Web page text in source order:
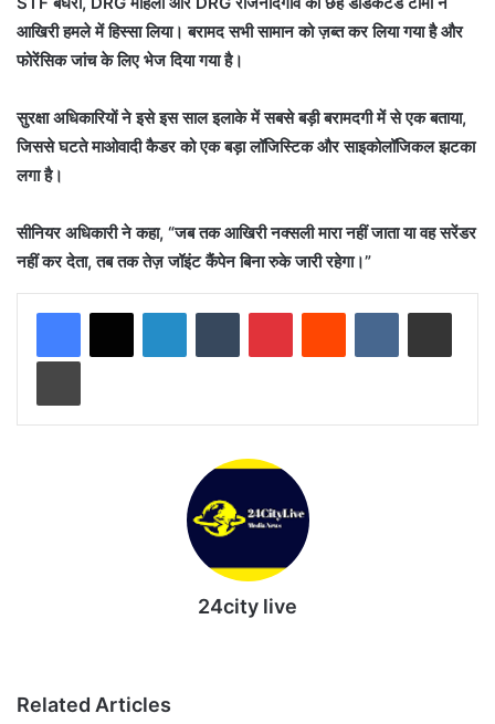
आखिरी हमले में हिस्सा लिया। बरामद सभी सामान को ज़ब्त कर लिया गया है और
फोरेंसिक जांच के लिए भेज दिया गया है।
सुरक्षा अधिकारियों ने इसे इस साल इलाके में सबसे बड़ी बरामदगी में से एक बताया,
जिससे घटते माओवादी कैडर को एक बड़ा लॉजिस्टिक और साइकोलॉजिकल झटका
लगा है।
सीनियर अधिकारी ने कहा, “जब तक आखिरी नक्सली मारा नहीं जाता या वह सरेंडर
नहीं कर देता, तब तक तेज़ जॉइंट कैंपेन बिना रुके जारी रहेगा।”
LinkedInTumblr PinterestReddit VKontakteShare via Email
Print
24city live
Related Articles